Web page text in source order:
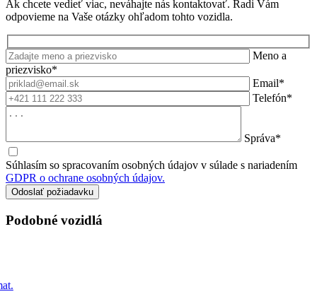
Ak chcete vedieť viac, neváhajte nás kontaktovať. Radi Vám
odpovieme na Vaše otázky ohľadom tohto vozidla.
Meno a
priezvisko*
Email*
Telefón*
Správa*
Súhlasím so spracovaním osobných údajov v súlade s nariadením
GDPR o ochrane osobných údajov.
Podobné vozidlá